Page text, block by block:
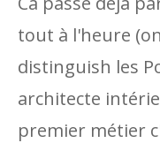
tout à l'heure
distinguish les
architecte
premier métier